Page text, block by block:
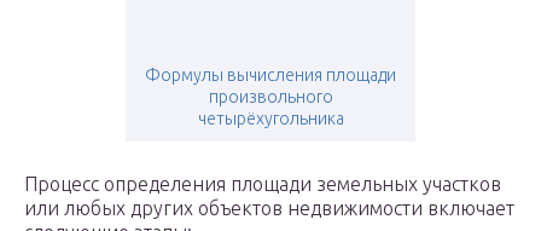
Формулы вычисления площади
произвольного
четырёхугольника
Процесс определения площади земельных участков
или любых других объектов недвижимости включает